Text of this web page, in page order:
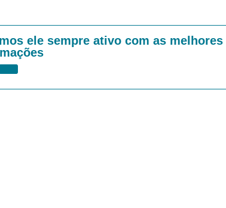
ele sempre ativo com as melhores